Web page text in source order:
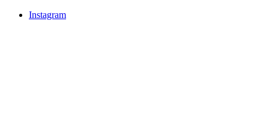
Instagram